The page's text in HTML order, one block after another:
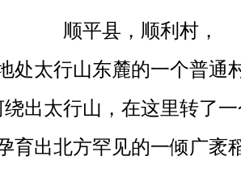
顺平县，顺利村，
处太行山东麓的一个普通
绕出太行山，在这里转了
育出北方罕见的一倾广袤